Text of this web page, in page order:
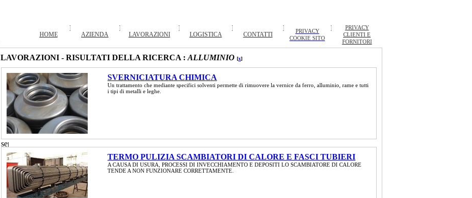
HOME AZIENDA LAVORAZIONI LOGISTICA CONTATTI
PRIVACY
COOKIE SITO
PRIVACY
CLIENTI E
FORNITORI
LAVORAZIONI - RISULTATI DELLA RICERCA : ALLUMINIO [x]
SVERNICIATURA CHIMICA
Un trattamento che mediante specifici solventi permette di rimuovere la vernice da ferro, alluminio, rame e tutti
i tipi di metalli e leghe.
TERMO PULIZIA SCAMBIATORI DI CALORE E FASCI TUBIERI
A CAUSA DI USURA, PROCESSI DI INVECCHIAMENTO E DEPOSITI LO SCAMBIATORE DI CALORE
TENDE A NON FUNZIONARE CORRETTAMENTE.